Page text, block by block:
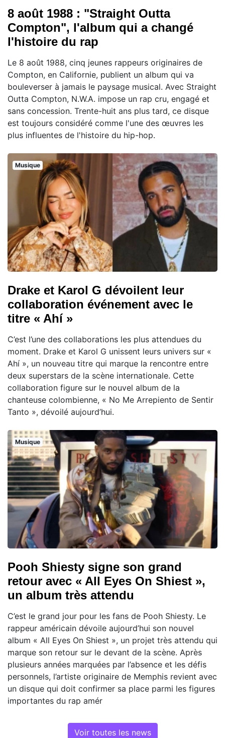
8 août 1988 : "Straight Outta
Compton", l'album qui a changé
l'histoire du rap
Le 8 août 1988, cinq jeunes rappeurs originaires de
Compton, en Californie, publient un album qui va
bouleverser à jamais le paysage musical. Avec Straight
Outta Compton, N.W.A. impose un rap cru, engagé et
sans concession. Trente-huit ans plus tard, ce disque
est toujours considéré comme l'une des œuvres les
plus influentes de l'histoire du hip-hop.
Musique
Drake et Karol G dévoilent leur
collaboration événement avec le
titre « Ahí »
C’est l’une des collaborations les plus attendues du
moment. Drake et Karol G unissent leurs univers sur «
Ahí », un nouveau titre qui marque la rencontre entre
deux superstars de la scène internationale. Cette
collaboration figure sur le nouvel album de la
chanteuse colombienne, « No Me Arrepiento de Sentir
Tanto », dévoilé aujourd’hui.
Musique
Pooh Shiesty signe son grand
retour avec « All Eyes On Shiest »,
un album très attendu
C’est le grand jour pour les fans de Pooh Shiesty. Le
rappeur américain dévoile aujourd’hui son nouvel
album « All Eyes On Shiest », un projet très attendu qui
marque son retour sur le devant de la scène. Après
plusieurs années marquées par l’absence et les défis
personnels, l’artiste originaire de Memphis revient avec
un disque qui doit confirmer sa place parmi les figures
importantes du rap amér
Voir toutes les news